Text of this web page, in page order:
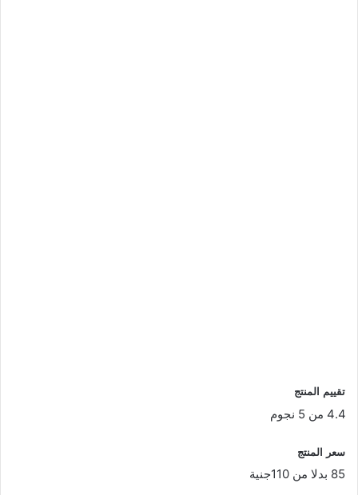
تقييم المنتج
4.4 من 5 نجوم
سعر المنتج
85 بدلا من 110جنية